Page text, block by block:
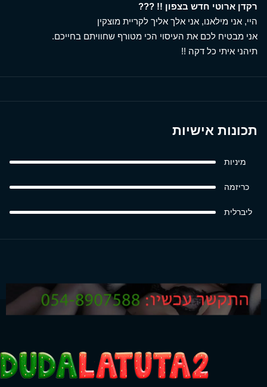
רקדן ארוטי חדש בצפון !! ???
היי, אני מילאנו, אני אלך אליך לקריית מוצקין
אני מבטיח לכם את העיסוי הכי מטורף שחוויתם בחייכם.
תיהני איתי כל דקה !!
תכונות אישיות
מיניות
כריזמה
ליברלית